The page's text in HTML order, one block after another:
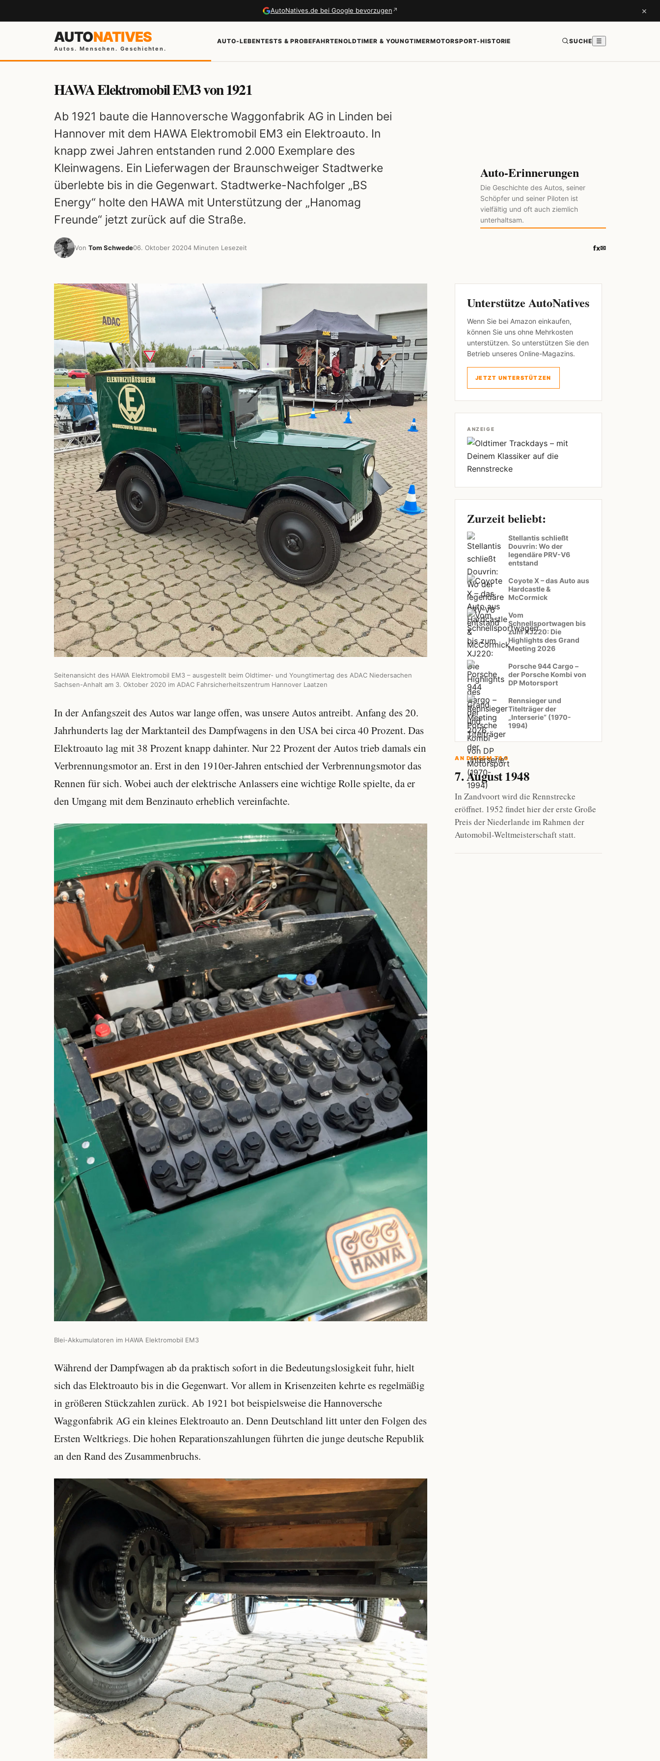
AutoNatives.de bei Google bevorzugen ↗ ×
AUTONATIVES
Autos. Menschen. Geschichten.
AUTO-LEBENTESTS & PROBEFAHRTENOLDTIMER & YOUNGTIMERMOTORSPORT-HISTORIE SUCHE ☰
HAWA Elektromobil EM3 von 1921
Ab 1921 baute die Hannoversche Waggonfabrik AG in Linden bei
Hannover mit dem HAWA Elektromobil EM3 ein Elektroauto. In
knapp zwei Jahren entstanden rund 2.000 Exemplare des
Kleinwagens. Ein Lieferwagen der Braunschweiger Stadtwerke
überlebte bis in die Gegenwart. Stadtwerke-Nachfolger „BS
Energy“ holte den HAWA mit Unterstützung der „Hanomag
Freunde“ jetzt zurück auf die Straße.
Auto-Erinnerungen
Die Geschichte des Autos, seiner
Schöpfer und seiner Piloten ist
vielfältig und oft auch ziemlich
unterhaltsam.
Von Tom Schwede06. Oktober 20204 Minuten Lesezeit fx✉
Seitenansicht des HAWA Elektromobil EM3 – ausgestellt beim Oldtimer- und Youngtimertag des ADAC Niedersachen
Sachsen-Anhalt am 3. Oktober 2020 im ADAC Fahrsicherheitszentrum Hannover Laatzen
In der Anfangszeit des Autos war lange offen, was unsere Autos antreibt. Anfang des 20.
Jahrhunderts lag der Marktanteil des Dampfwagens in den USA bei circa 40 Prozent. Das
Elektroauto lag mit 38 Prozent knapp dahinter. Nur 22 Prozent der Autos trieb damals ein
Verbrennungsmotor an. Erst in den 1910er-Jahren entschied der Verbrennungsmotor das
Rennen für sich. Wobei auch der elektrische Anlassers eine wichtige Rolle spielte, da er
den Umgang mit dem Benzinauto erheblich vereinfachte.
Blei-Akkumulatoren im HAWA Elektromobil EM3
Während der Dampfwagen ab da praktisch sofort in die Bedeutungslosigkeit fuhr, hielt
sich das Elektroauto bis in die Gegenwart. Vor allem in Krisenzeiten kehrte es regelmäßig
in größeren Stückzahlen zurück. Ab 1921 bot beispielsweise die Hannoversche
Waggonfabrik AG ein kleines Elektroauto an. Denn Deutschland litt unter den Folgen des
Ersten Weltkriegs. Die hohen Reparationszahlungen führten die junge deutsche Republik
an den Rand des Zusammenbruchs.
Unterstütze AutoNatives
Wenn Sie bei Amazon einkaufen,
können Sie uns ohne Mehrkosten
unterstützen. So unterstützen Sie den
Betrieb unseres Online-Magazins.
JETZT UNTERSTÜTZEN
ANZEIGE
Zurzeit beliebt:
Stellantis schließt
Douvrin: Wo der
legendäre PRV-V6
entstand
Coyote X – das Auto aus
Hardcastle &
McCormick
Vom
Schnellsportwagen bis
zum XJ220: Die
Highlights des Grand
Meeting 2026
Porsche 944 Cargo –
der Porsche Kombi von
DP Motorsport
Rennsieger und
Titelträger der
„Interserie“ (1970-
1994)
AN DIESEM TAG
7. August 1948
In Zandvoort wird die Rennstrecke
eröffnet. 1952 findet hier der erste Große
Preis der Niederlande im Rahmen der
Automobil-Weltmeisterschaft statt.